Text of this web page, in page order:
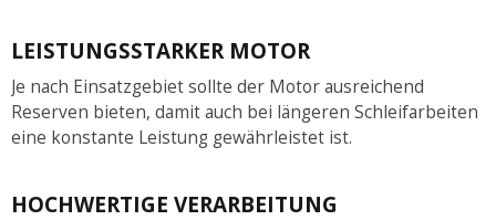
LEISTUNGSSTARKER MOTOR
Je nach Einsatzgebiet sollte der Motor ausreichend
Reserven bieten, damit auch bei längeren Schleifarbeiten
eine konstante Leistung gewährleistet ist.
HOCHWERTIGE VERARBEITUNG